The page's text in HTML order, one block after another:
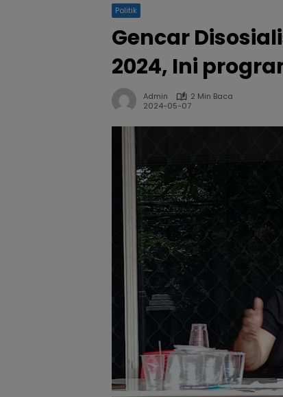
Politik
Gencar
2024, Ini
Admin
2 Min Baca
2024-05-07